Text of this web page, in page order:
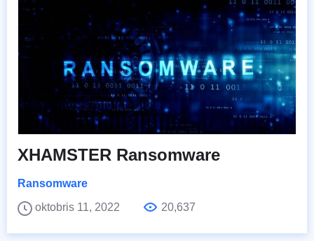
XHAMSTER Ransomware
Ransomware
oktobris 11, 2022
20,637